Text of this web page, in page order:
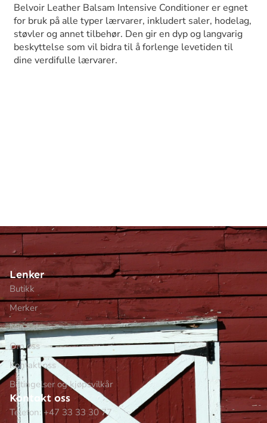
Belvoir Leather Balsam Intensive Conditioner er egnet
for bruk på alle typer lærvarer, inkludert saler, hodelag,
støvler og annet tilbehør. Den gir en dyp og langvarig
beskyttelse som vil bidra til å forlenge levetiden til
dine verdifulle lærvarer.
Lenker
Butikk
Merker
Min side
Om oss
Kontakt oss
Betingelser og kjøpsvilkår
Kontakt oss
Telefon: +47 33 33 30 77